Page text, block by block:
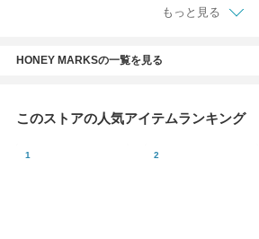
もっと見る
HONEY MARKSの一覧を見る
このストアの人気アイテムランキング